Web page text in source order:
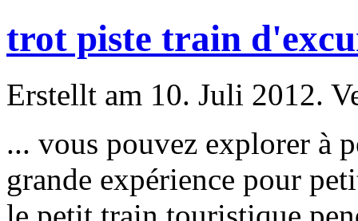
trot piste train
Erstellt am 10. Juli 2012.
... vous pouvez explorer à
grande expérience pour